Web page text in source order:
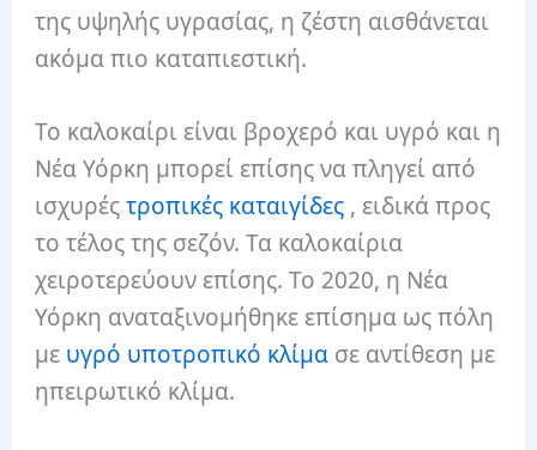
της υψηλής υγρασίας, η ζέστη αισθάνεται
ακόμα πιο καταπιεστική.
Το καλοκαίρι είναι βροχερό και υγρό και η
Νέα Υόρκη μπορεί επίσης να πληγεί από
ισχυρέςτροπικές καταιγίδες , ειδικά προς
το τέλος της σεζόν. Τα καλοκαίρια
χειροτερεύουν επίσης. Το 2020, η Νέα
Υόρκη αναταξινομήθηκε επίσημα ως πόλη
με υγρό υποτροπικό κλίμα σε αντίθεση με
ηπειρωτικό κλίμα.